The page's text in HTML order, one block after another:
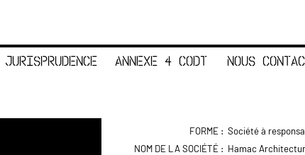
JURISPRUDENCE ANNEXE 4 CODT NOUS
FORME : Société à
NOM DE LA SOCIÉTÉ : Hamac